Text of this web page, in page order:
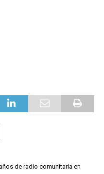
de radio comunitaria en